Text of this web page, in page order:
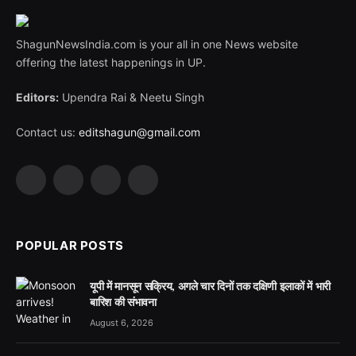
ShagunNewsIndia.com is your all in one News website
offering the latest happenings in UP.
Editors: Upendra Rai & Neetu Singh
Contact us: editshagun@gmail.com
Facebook LinkedIn WhatsApp
POPULAR POSTS
यूपी में मानसून सक्रिय, अगले चार दिनों तक दक्षिणी इलाकों में भारी
बारिश की संभावना
August 6, 2026